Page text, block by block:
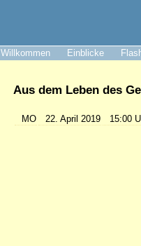
Willkommen Einblicke
Aus dem Leben des
MO 22. April 2019 15:00